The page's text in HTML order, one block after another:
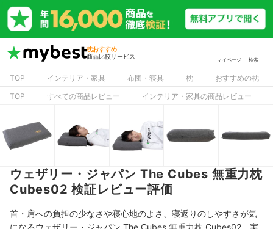
枕おすすめ
商品比較サービス
マイページ 検索
TOP インテリア・家具 布団・寝具 枕
おすすめの枕
TOP
すべての商品レビュー インテリア・家具の商品レビュー
ウェザリー・ジャパン The Cubes 無重力枕
Cubes02 検証レビュー評価
首・肩への負担の少なさや寝心地のよさ、寝返りのしやすさが気
になるウェザリー・ジャパン The Cubes 無重力枕 Cubes02。実